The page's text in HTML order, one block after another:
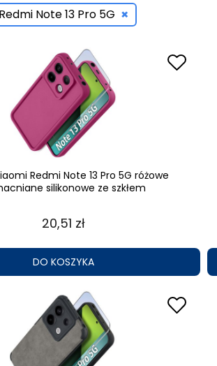
Note 13 Pro 5G ×
Redmi Note 13 Pro 5G różowe
silikonowe ze szkłem
20,51 zł
DO KOSZYKA